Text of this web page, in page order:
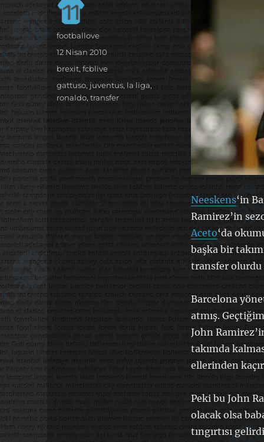
Neeskens‘in
Ramirez’in
Aceto‘da
başka bir
transfer olurdu
Barcelona
atmış.
John
takımda
ellerinden
Peki bu John
olacak olsa
tıngırtısı
Yazar
footballove
Yayın
tarihi
12 Nisan 2010
Kategoriler
brexit,fcblive
Etiketler
gattuso, juventus, la liga,
ronaldo,transfer